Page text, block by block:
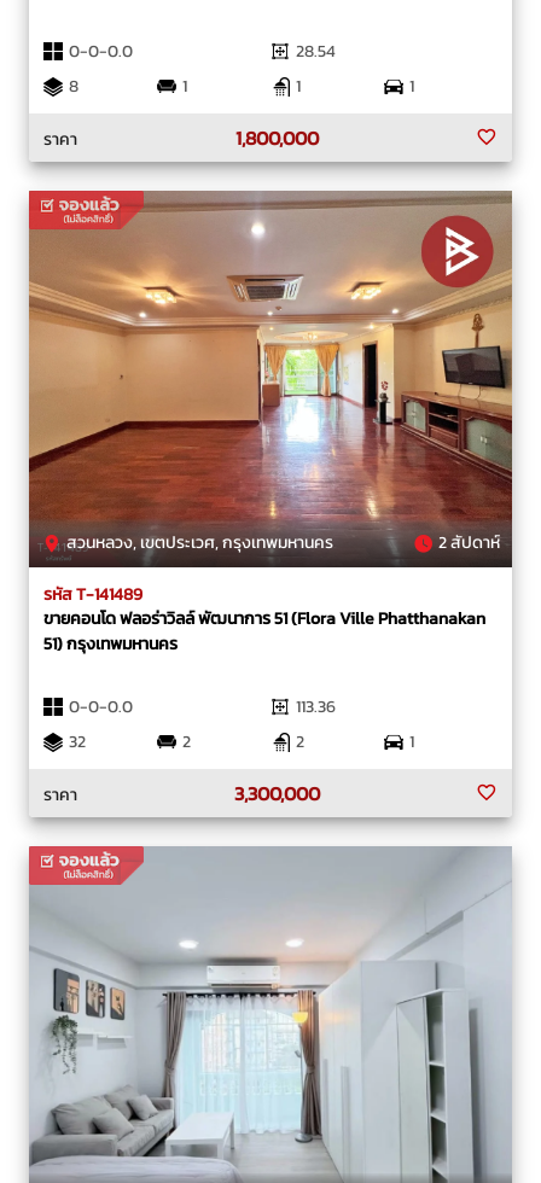
0-0-0.0
28.54
8
1 1
1
ราคา
1,800,000
สวนหลวง, เขตประเวศ, กรุงเทพมหานคร 2 สัปดาห์
รหัส T-141489
ขายคอนโด ฟลอร่าวิลล์ พัฒนาการ 51 (Flora Ville Phatthanakan
51) กรุงเทพมหานคร
0-0-0.0
113.36
32
2 2
1
ราคา
3,300,000